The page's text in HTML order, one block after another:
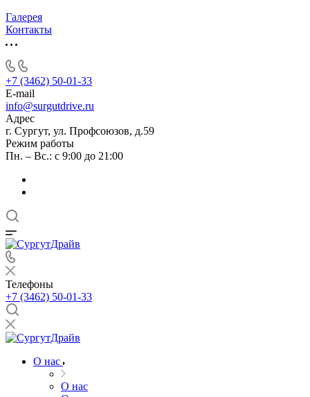
Галерея
Контакты
+7 (3462) 50-01-33
E-mail
info@surgutdrive.ru
Адрес
г. Сургут, ул. Профсоюзов, д.59
Режим работы
Пн. – Вс.: с 9:00 до 21:00
Телефоны
+7 (3462) 50-01-33
О нас
О нас